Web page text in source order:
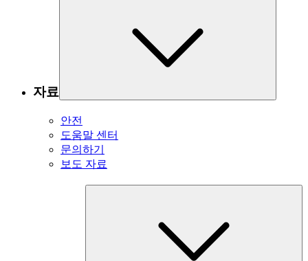
자료
안전
도움말 센터
문의하기
보도 자료